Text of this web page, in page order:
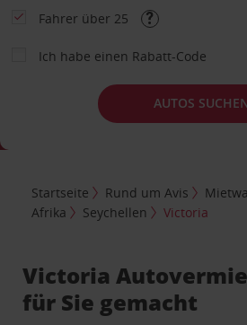
Fahrer über 25
Ich habe einen Rabatt-Code
AUTOS
Startseite Rund um Avis
Afrika
Seychellen Victoria
Victoria
für Sie gemacht